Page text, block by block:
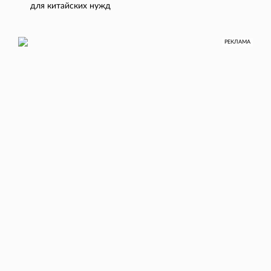
для китайских нужд
РЕКЛАМА